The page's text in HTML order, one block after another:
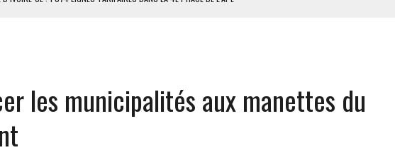
ACCUSÉ D’AVOIR PROMIS LA FINALE AU MAROC
SOW QUITTE LE PRP POUR SOUTENIR DIOMAYE FAYE
les municipalités aux manettes du